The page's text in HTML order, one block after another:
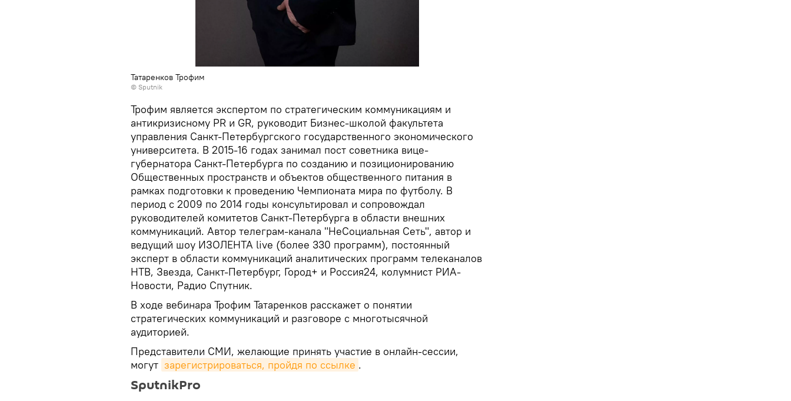
Татаренков Трофим
© Sputnik
Трофим является экспертом по стратегическим коммуникациям и
антикризисному PR и GR, руководит Бизнес-школой факультета
управления Санкт-Петербургского государственного экономического
университета. В 2015-16 годах занимал пост советника вице-
губернатора Санкт-Петербурга по созданию и позиционированию
Общественных пространств и объектов общественного питания в
рамках подготовки к проведению Чемпионата мира по футболу. В
период с 2009 по 2014 годы консультировал и сопровождал
руководителей комитетов Санкт-Петербурга в области внешних
коммуникаций. Автор телеграм-канала "НеСоциальная Сеть", автор и
ведущий шоу ИЗОЛЕНТА live (более 330 программ), постоянный
эксперт в области коммуникаций аналитических программ телеканалов
НТВ, Звезда, Санкт-Петербург, Город+ и Россия24, колумнист РИА-
Новости, Радио Спутник.
В ходе вебинара Трофим Татаренков расскажет о понятии
стратегических коммуникаций и разговоре с многотысячной
аудиторией.
Представители СМИ, желающие принять участие в онлайн-сессии,
могут зарегистрироваться, пройдя по ссылке .
SputnikPro